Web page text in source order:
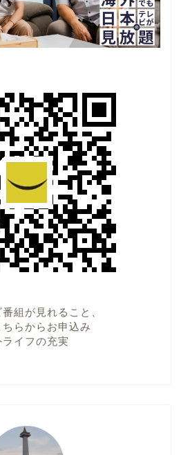
組が見れること、
らからお申込み
イフの充実